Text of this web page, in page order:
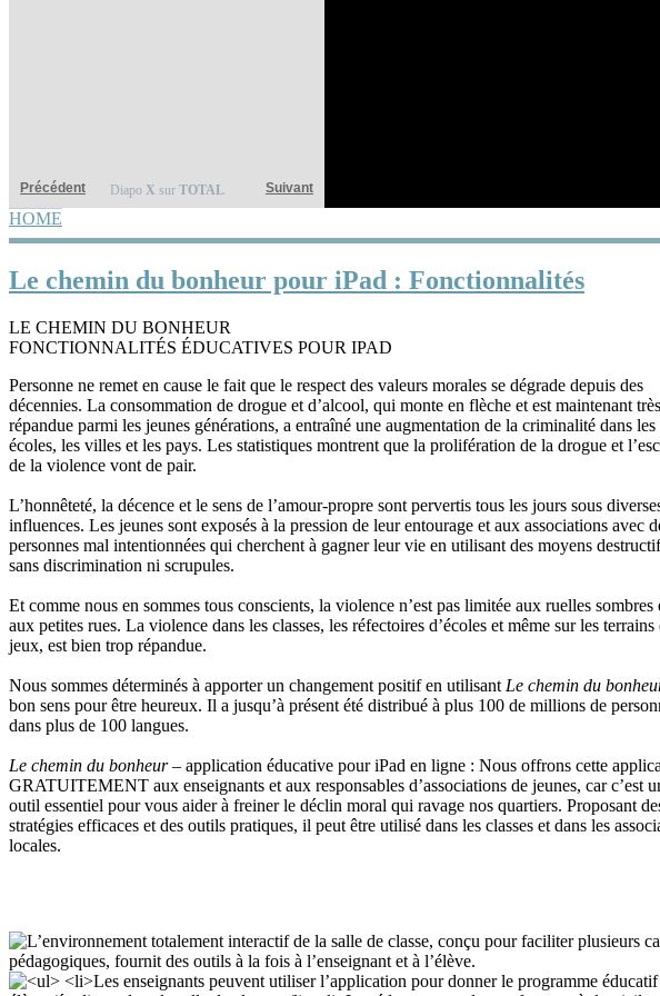
Diapo X sur TOTAL
Précédent Suivant
YOU ARE HERE
HOME
Le chemin du bonheur pour iPad : Fonctionnalités
LE CHEMIN DU BONHEUR
FONCTIONNALITÉS ÉDUCATIVES POUR IPAD
Personne ne remet en cause le fait que le respect des valeurs morales se dégrade depuis des
décennies. La consommation de drogue et d’alcool, qui monte en flèche et est maintenant très
répandue parmi les jeunes générations, a entraîné une augmentation de la criminalité dans les
écoles, les villes et les pays. Les statistiques montrent que la prolifération de la drogue et
de la violence vont de pair.
L’honnêteté, la décence et le sens de l’amour-propre sont pervertis tous les jours sous
influences. Les jeunes sont exposés à la pression de leur entourage et aux associations avec
personnes mal intentionnées qui cherchent à gagner leur vie en utilisant des moyens
sans discrimination ni scrupules.
Et comme nous en sommes tous conscients, la violence n’est pas limitée aux ruelles sombres
aux petites rues. La violence dans les classes, les réfectoires d’écoles et même sur les terrains
jeux, est bien trop répandue.
Nous sommes déterminés à apporter un changement positif en utilisant Le chemin du
bon sens pour être heureux. Il a jusqu’à présent été distribué à plus 100 de millions de
dans plus de 100 langues.
Le chemin du bonheur– application éducative pour iPad en ligne : Nous offrons cette
GRATUITEMENT aux enseignants et aux responsables d’associations de jeunes, car c’est
outil essentiel pour vous aider à freiner le déclin moral qui ravage nos quartiers. Proposant
stratégies efficaces et des outils pratiques, il peut être utilisé dans les classes et dans les
locales.